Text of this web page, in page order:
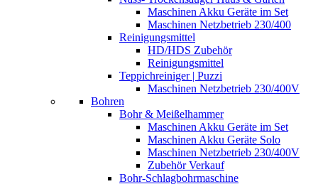
Maschinen Akku Geräte im Set
Maschinen Netzbetrieb 230/400
Reinigungsmittel
HD/HDS Zubehör
Reinigungsmittel
Teppichreiniger | Puzzi
Maschinen Netzbetrieb 230/400V
Bohren
Bohr & Meißelhammer
Maschinen Akku Geräte im Set
Maschinen Akku Geräte Solo
Maschinen Netzbetrieb 230/400V
Zubehör Verkauf
Bohr-Schlagbohrmaschine